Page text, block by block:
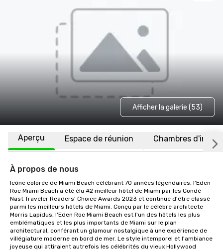
Afficher la galerie (53)
Aperçu Espace de réunion Chambres
À propos de nous
Icône colorée de Miami Beach célébrant 70 années légendaires, l'Eden
Roc Miami Beach a été élu #2 meilleur hôtel de Miami par les Condé
Nast Traveler Readers' Choice Awards 2023 et continue d'être classé
parmi les meilleurs hôtels de Miami. Conçu par le célèbre architecte
Morris Lapidus, l'Eden Roc Miami Beach est l'un des hôtels les plus
emblématiques et les plus importants de Miami sur le plan
architectural, conférant un glamour nostalgique à une expérience de
villégiature moderne en bord de mer. Le style intemporel et l'ambiance
joyeuse qui attiraient autrefois les célébrités du vieux Hollywood